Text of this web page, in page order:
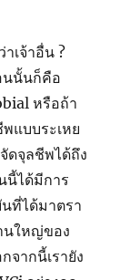
เจ้าอื่น ?
นนั้นก็คือ
หรือถ้า
แบบระเหย
ดจุลชีพได้ถึง
นี้ได้มีการ
ที่ได้มาตรา
นใหญ่ของ
จากนี้เรายัง